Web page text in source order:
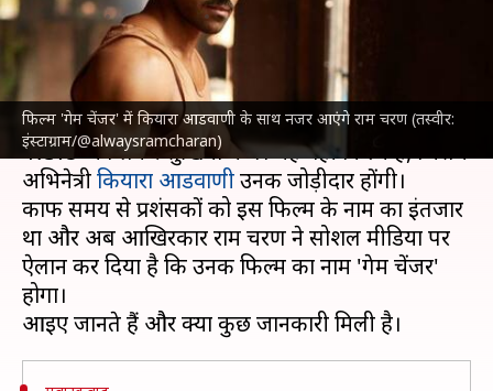
फिल्म 'गेम चेंजर' में कियारा आडवाणी के साथ नजर आएंगे राम चरण (तस्वीर:
इंस्टाग्राम/@alwaysramcharan)
नेहा शर्मा Mar 27, 2023 09:54 am
क्या है खबर?
साउथ के सुपरस्टारराम चरणपिछले काफी समय से फिल्म
'RC15' को लेकर सुर्खियों में थे। यह वही फिल्म है, जिसमें
अभिनेत्रीकियारा आडवाणीउनकी जोड़ीदार होंगी।
काफी समय से प्रशंसकों को इस फिल्म के नाम का इंतजार
था और अब आखिरकार राम चरण ने सोशल मीडिया पर
ऐलान कर दिया है कि उनकी फिल्म का नाम 'गेम चेंजर'
होगा।